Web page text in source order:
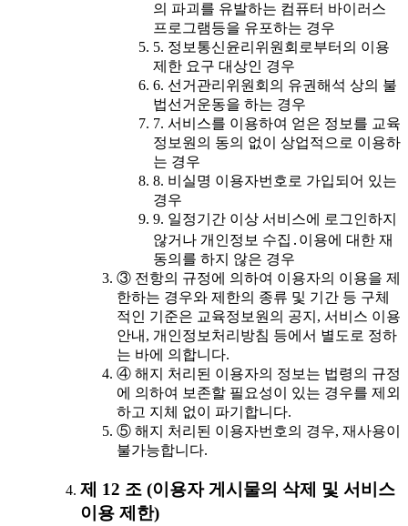
의 파괴를 유발하는 컴퓨터 바이러스
프로그램등을 유포하는 경우
5. 정보통신윤리위원회로부터의 이용
제한 요구 대상인 경우
6. 선거관리위원회의 유권해석 상의 불
법선거운동을 하는 경우
7. 서비스를 이용하여 얻은 정보를 교육
정보원의 동의 없이 상업적으로 이용하
는 경우
8. 비실명 이용자번호로 가입되어 있는
경우
9. 일정기간 이상 서비스에 로그인하지
않거나 개인정보 수집․이용에 대한 재
동의를 하지 않은 경우
③ 전항의 규정에 의하여 이용자의 이용을 제
한하는 경우와 제한의 종류 및 기간 등 구체
적인 기준은 교육정보원의 공지, 서비스 이용
안내, 개인정보처리방침 등에서 별도로 정하
는 바에 의합니다.
④ 해지 처리된 이용자의 정보는 법령의 규정
에 의하여 보존할 필요성이 있는 경우를 제외
하고 지체 없이 파기합니다.
⑤ 해지 처리된 이용자번호의 경우, 재사용이
불가능합니다.
제 12 조 (이용자 게시물의 삭제 및 서비스
이용 제한)